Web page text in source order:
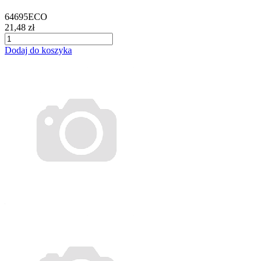
64695ECO
21,48 zł
Dodaj do koszyka